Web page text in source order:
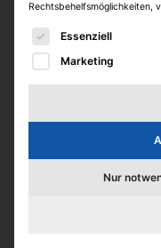
Technische
den Bereich
Bundesanstalt für
Hannover, Oldenburg
Rechtsbehelfsmöglichkeiten,
Es folgt eine Liste
Essenziell
Marketing
Nur